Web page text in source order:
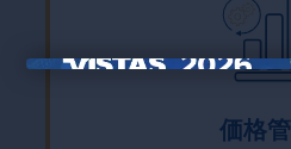
価格